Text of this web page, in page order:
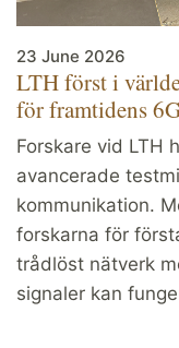
23 June 2026
LTH först i
för framtidens
Forskare vid LTH
avancerade
kommunikation.
forskarna för
trådlöst nätverk
signaler kan